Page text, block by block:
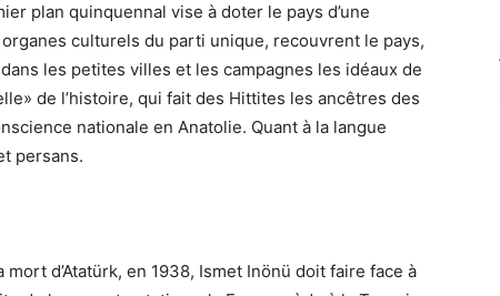
plan quinquennal vise à doter le pays d’une
culturels du parti unique, recouvrent le pays,
les petites villes et les campagnes les idéaux de
de l’histoire, qui fait des Hittites les ancêtres des
nationale en Anatolie. Quant à la langue
persans.
d’Atatürk, en 1938, Ismet Inönü doit faire face à